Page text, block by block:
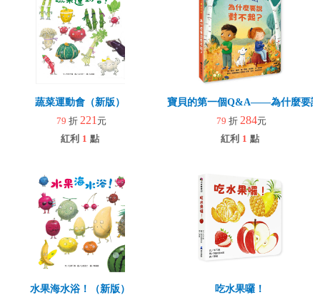
蔬菜運動會（新版）
79 折 221 元
紅利 1 點
寶貝的第一個Q&A――為什麼要
79 折 284元
紅利 1 點
水果海水浴！（新版）
吃水果囉！